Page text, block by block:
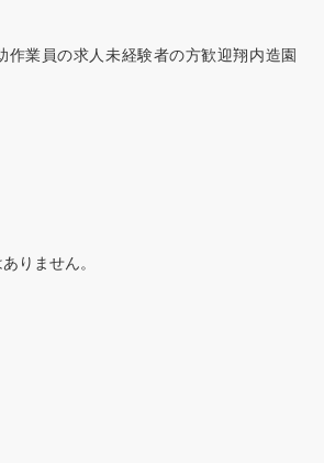
作業員の求人未経験者の方歓迎翔内造園
りません。